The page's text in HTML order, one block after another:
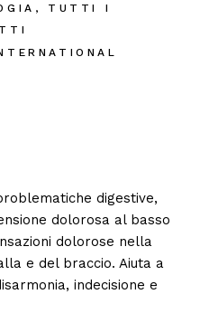
, TUTTI I
digestive,
dolorosa al basso
dolorose nella
e del braccio. Aiuta a
indecisione e